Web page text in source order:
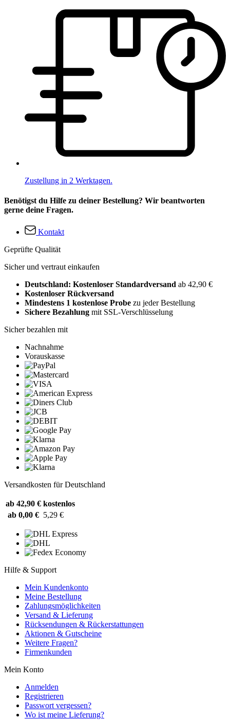
Zustellung in 2 Werktagen.
Benötigst du Hilfe zu deiner Bestellung? Wir beantworten
gerne deine Fragen.
Kontakt
Geprüfte Qualität
Sicher und vertraut einkaufen
Deutschland: Kostenloser Standardversand ab 42,90 €
Kostenloser Rückversand
Mindestens 1 kostenlose Probe zu jeder Bestellung
Sichere Bezahlung mit SSL-Verschlüsselung
Sicher bezahlen mit
Nachnahme
Vorauskasse
Versandkosten für Deutschland
ab 42,90 € kostenlos
ab 0,00 € 5,29 €
Hilfe & Support
Mein Kundenkonto
Meine Bestellung
Zahlungsmöglichkeiten
Versand & Lieferung
Rücksendungen & Rückerstattungen
Aktionen & Gutscheine
Weitere Fragen?
Firmenkunden
Mein Konto
Anmelden
Registrieren
Passwort vergessen?
Wo ist meine Lieferung?